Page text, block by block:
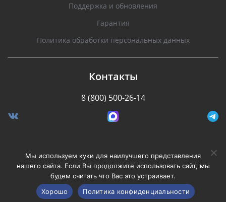
Поддержка и обновления
Гарантия
Политика обработки персональных данных
Контакты
8 (800) 500-26-14
Разработано Stormcorp
Copyright © 2008-2020, Silverstone F1. Все права
защищены.
Мы используем куки для наилучшего представления
нашего сайта. Если Вы продолжите использовать сайт, мы
будем считать что Вас это устраивает.
Хорошо
Политика конфиденциальности